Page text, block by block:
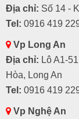
Địa chỉ: Số 14 -
Tel: 0916 419
Vp Long An
Địa chỉ: Lô A1-
Hòa, Long An
Tel: 0916 419
Vp Nghệ An